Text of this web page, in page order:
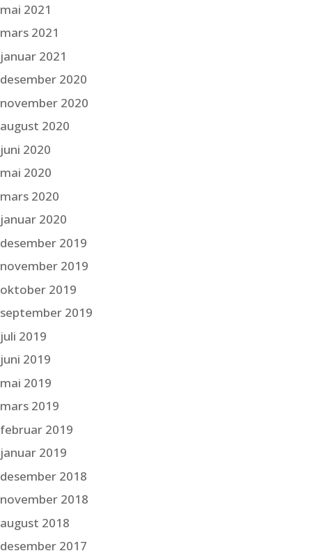
mai 2021
mars 2021
januar 2021
desember 2020
november 2020
august 2020
juni 2020
mai 2020
mars 2020
januar 2020
desember 2019
november 2019
oktober 2019
september 2019
juli 2019
juni 2019
mai 2019
mars 2019
februar 2019
januar 2019
desember 2018
november 2018
august 2018
desember 2017